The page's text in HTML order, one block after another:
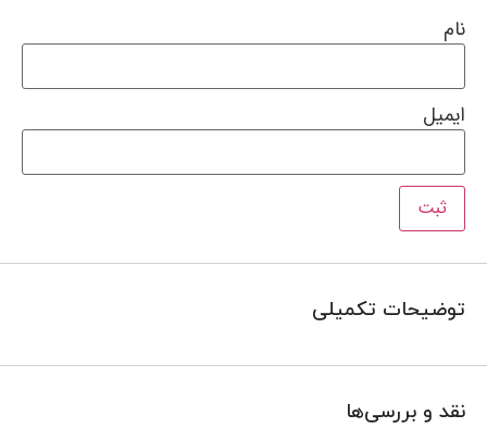
نام
ایمیل
توضیحات تکمیلی
نقد و بررسی‌ها